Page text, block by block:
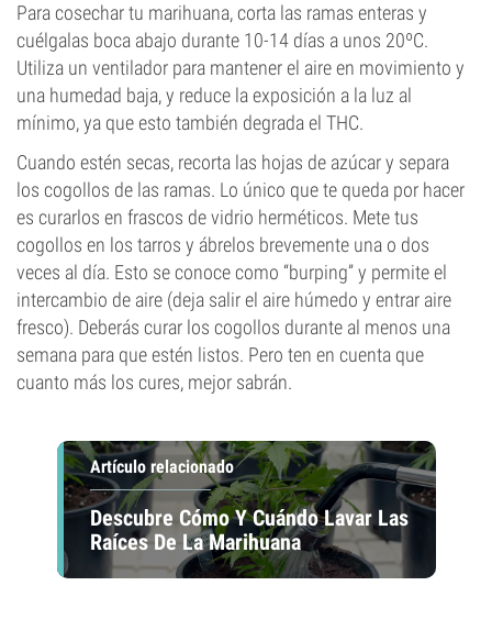
Para cosechar tu marihuana, corta las ramas enteras y
cuélgalas boca abajo durante 10-14 días a unos 20ºC.
Utiliza un ventilador para mantener el aire en movimiento y
una humedad baja, y reduce la exposición a la luz al
mínimo, ya que esto también degrada el THC.
Cuando estén secas, recorta las hojas de azúcar y separa
los cogollos de las ramas. Lo único que te queda por hacer
es curarlos en frascos de vidrio herméticos. Mete tus
cogollos en los tarros y ábrelos brevemente una o dos
veces al día. Esto se conoce como “burping” y permite el
intercambio de aire (deja salir el aire húmedo y entrar aire
fresco). Deberás curar los cogollos durante al menos una
semana para que estén listos. Pero ten en cuenta que
cuanto más los cures, mejor sabrán.
Artículo relacionado
Descubre Cómo Y Cuándo Lavar Las
Raíces De La Marihuana